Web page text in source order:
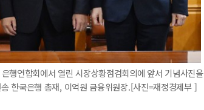
행연합회에서 열린 시장상황점검회의에 앞서 기념사진을
한국은행 총재, 이억원 금융위원장.[사진=재정경제부 ]